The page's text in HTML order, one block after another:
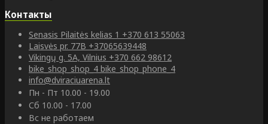
Контакты
Senasis Pilaitės kelias 1 +370 613 55063
Laisvės pr. 77B +37065639448
Vikingų g. 5A, Vilnius +370 662 98612
bike_shop_shop_4 bike_shop_phone_4
info@dviraciuarena.lt
Пн - Пт 10.00 - 19.00
Сб 10.00 - 17.00
Вс не работаем